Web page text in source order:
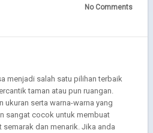
No Comments
menjadi salah satu pilihan terbaik
taman atau pun ruangan.
ukuran serta warna-warna yang
sangat cocok untuk membuat
dan menarik. Jika anda